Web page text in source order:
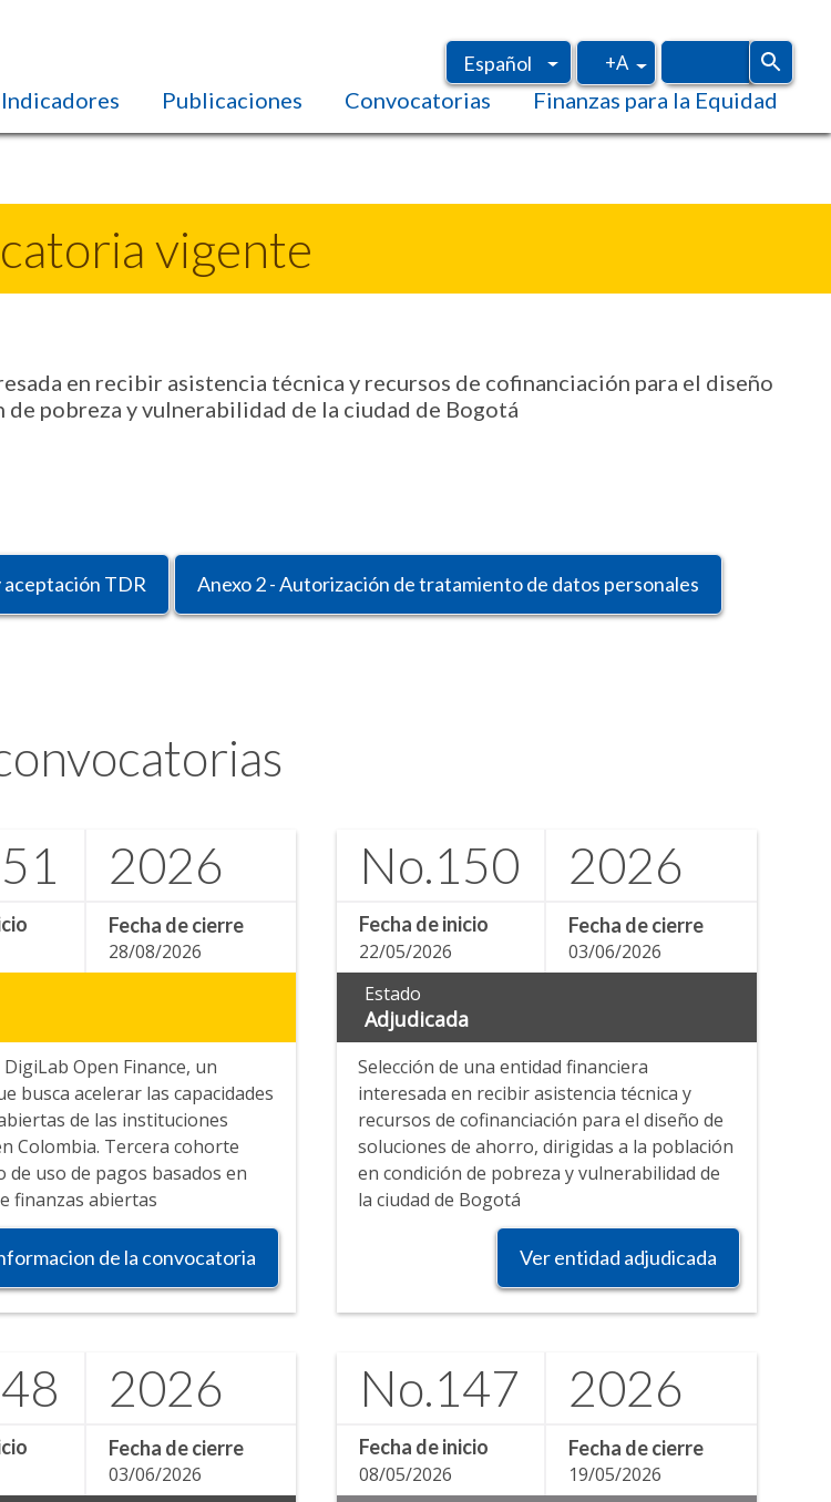
Español
Inglés
+A
Indicadores Publicaciones Convocatorias Finanzas para la Equidad
vigente
en recibir asistencia técnica y recursos de cofinanciación para el diseño
pobreza y vulnerabilidad de la ciudad de Bogotá
aceptación TDR Anexo 2 - Autorización de tratamiento de datos personales
2026
Fecha de cierre
28/08/2026
Open Finance, un
busca acelerar las capacidades
de las instituciones
Colombia. Tercera cohorte
de uso de pagos basados en
finanzas abiertas
de la convocatoria
No.150 2026
Fecha de inicio
22/05/2026
Fecha de cierre
03/06/2026
Estado
Adjudicada
Selección de una entidad financiera
interesada en recibir asistencia técnica y
recursos de cofinanciación para el diseño de
soluciones de ahorro, dirigidas a la población
en condición de pobreza y vulnerabilidad de
la ciudad de Bogotá
Ver entidad adjudicada
2026
Fecha de cierre
03/06/2026
No.147 2026
Fecha de inicio
08/05/2026
Fecha de cierre
19/05/2026